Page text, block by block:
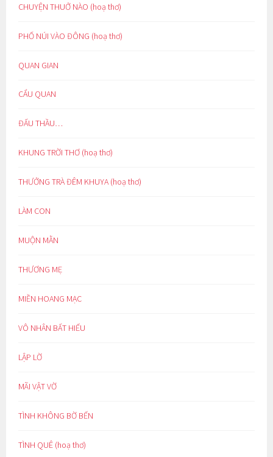
CHUYỆN THUỞ NÀO (hoạ thơ)
PHỐ NÚI VÀO ĐÔNG (hoạ thơ)
QUAN GIAN
CẨU QUAN
ĐẤU THẦU…
KHUNG TRỜI THƠ (hoạ thơ)
THƯỞNG TRÀ ĐÊM KHUYA (hoạ thơ)
LÀM CON
MUỘN MẰN
THƯƠNG MẸ
MIỀN HOANG MẠC
VÔ NHÂN BẤT HIẾU
LẬP LỜ
MÃI VẬT VỜ
TÌNH KHÔNG BỜ BẾN
TÌNH QUÊ (hoạ thơ)